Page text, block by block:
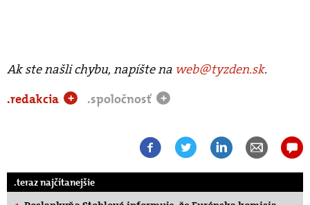
Ak ste našli chybu, napíšte na web@tyzden.sk.
.redakcia
+ .spoločnosť +
.teraz najčítanejšie